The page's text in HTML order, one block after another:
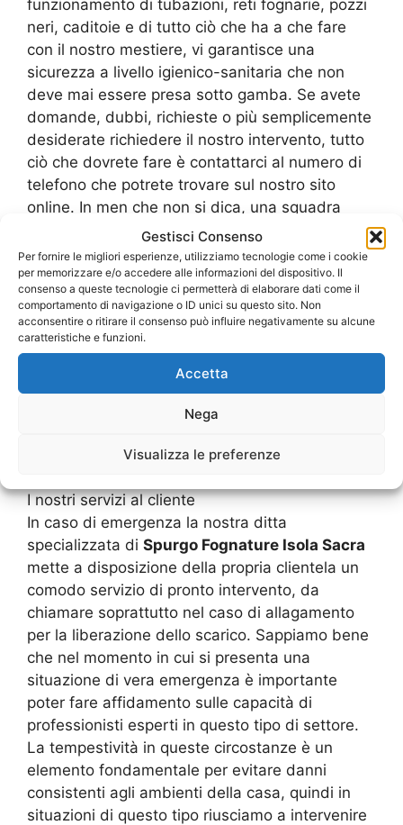
Gestisci Consenso
Per fornire le migliori esperienze, utilizziamo tecnologie come i cookie
per memorizzare e/o accedere alle informazioni del dispositivo. Il
consenso a queste tecnologie ci permetterà di elaborare dati come il
comportamento di navigazione o ID unici su questo sito. Non
acconsentire o ritirare il consenso può influire negativamente su alcune
caratteristiche e funzioni.
Accetta
Nega
Visualizza le preferenze
funzionamento di tubazioni, reti fognarie, pozzi
neri, caditoie e di tutto ciò che ha a che fare
con il nostro mestiere, vi garantisce una
sicurezza a livello igienico-sanitaria che non
deve mai essere presa sotto gamba. Se avete
domande, dubbi, richieste o più semplicemente
desiderate richiedere il nostro intervento, tutto
ciò che dovrete fare è contattarci al numero di
telefono che potrete trovare sul nostro sito
online. In men che non si dica, una squadra
operativa degli esperti dello Spurgo Fognature
Isola Sacrasarà all’indirizzo che ci avete fornito
per risolvere i vostri problemi in un baleno. In
migliaia prima di voi ci hanno dato fiducia e
sono sempre rimasti soddisfatti. Alla luce di
quanto detto, scegliendo di affidarvi a noi
siamo assolutamente certi che otterrete sempre
assolutamente ristretti e soprattutto con la
vostre tubazioni di lavorare a dovere ancora per
I nostri servizi al cliente
In caso di emergenza la nostra ditta
specializzata di Spurgo Fognature Isola Sacra
mette a disposizione della propria clientela un
comodo servizio di pronto intervento, da
chiamare soprattutto nel caso di allagamento
per la liberazione dello scarico. Sappiamo bene
che nel momento in cui si presenta una
situazione di vera emergenza è importante
poter fare affidamento sulle capacità di
professionisti esperti in questo tipo di settore.
La tempestività in queste circostanze è un
elemento fondamentale per evitare danni
consistenti agli ambienti della casa, quindi in
situazioni di questo tipo riusciamo a intervenire